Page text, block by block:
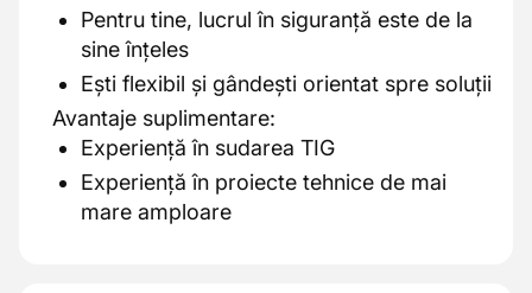
Pentru tine, lucrul în siguranță este de la
sine înțeles
Ești flexibil și gândești orientat spre soluții
Avantaje suplimentare:
Experiență în sudarea TIG
Experiență în proiecte tehnice de mai
mare amploare